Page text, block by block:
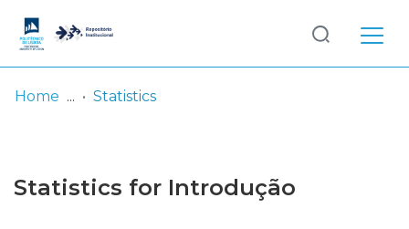
Browse repository
Log
In
Home Statistics
Statistics for Introdução